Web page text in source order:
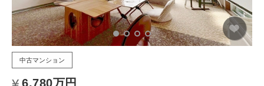
中古マンション
6,780万円